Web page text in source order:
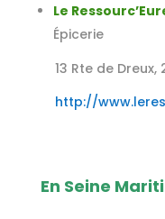
Le
Épicerie
13 Rte de Dreux,
http://
En Seine